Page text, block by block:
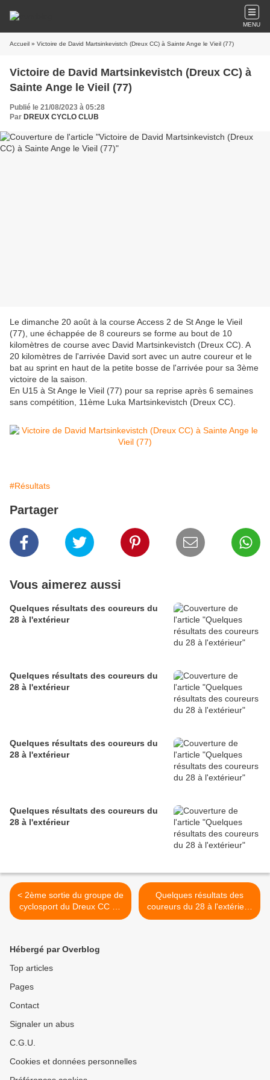
MENU
Accueil » Victoire de David Martsinkevistch (Dreux CC) à Sainte Ange le Vieil (77)
Victoire de David Martsinkevistch (Dreux CC) à
Sainte Ange le Vieil (77)
Publié le 21/08/2023 à 05:28
Par DREUX CYCLO CLUB
Le dimanche 20 août à la course Access 2 de St Ange le Vieil
(77), une échappée de 8 coureurs se forme au bout de 10
kilomètres de course avec David Martsinkevistch (Dreux CC). A
20 kilomètres de l'arrivée David sort avec un autre coureur et le
bat au sprint en haut de la petite bosse de l'arrivée pour sa 3ème
victoire de la saison.
En U15 à St Ange le Vieil (77) pour sa reprise après 6 semaines
sans compétition, 11ème Luka Martsinkevistch (Dreux CC).
#Résultats
Partager
Vous aimerez aussi
Quelques résultats des coureurs du
28 à l'extérieur
Quelques résultats des coureurs du
28 à l'extérieur
Quelques résultats des coureurs du
28 à l'extérieur
Quelques résultats des coureurs du
28 à l'extérieur
< 2ème sortie du groupe de
cyclosport du Dreux CC du
dimanche 20 août avec pas
Quelques résultats des
coureurs du 28 à l'extérieur
>
Hébergé par Overblog
Top articles
Pages
Contact
Signaler un abus
C.G.U.
Cookies et données personnelles